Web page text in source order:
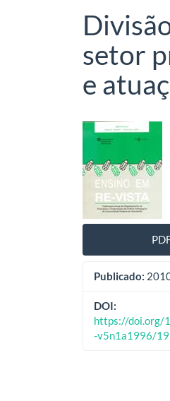
setor
e
Barra
lateral
de
artigos
Publicado:
DOI:
https://doi.org/
-v5n1a1996/